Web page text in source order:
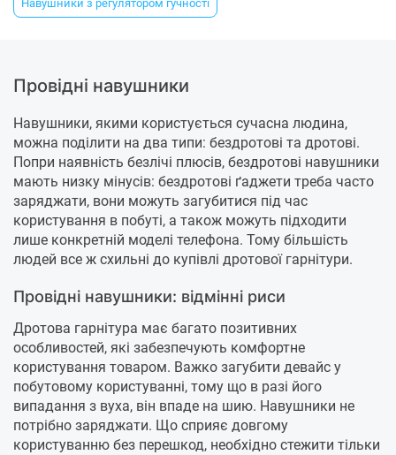
Навушники з регулятором гучності
Провідні навушники
Навушники, якими користується сучасна людина,
можна поділити на два типи: бездротові та дротові.
Попри наявність безлічі плюсів, бездротові навушники
мають низку мінусів: бездротові ґаджети треба часто
заряджати, вони можуть загубитися під час
користування в побуті, а також можуть підходити
лише конкретній моделі телефона. Тому більшість
людей все ж схильні до купівлі дротової гарнітури.
Провідні навушники: відмінні риси
Дротова гарнітура має багато позитивних
особливостей, які забезпечують комфортне
користування товаром. Важко загубити девайс у
побутовому користуванні, тому що в разі його
випадання з вуха, він впаде на шию. Навушники не
потрібно заряджати. Що сприяє довгому
користуванню без перешкод, необхідно стежити тільки